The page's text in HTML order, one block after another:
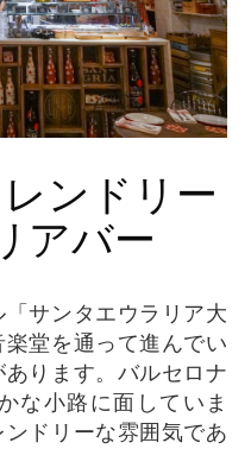
アバー
堂を通って進んでい
ります。バルセロナ
な小路に面していま
ドリーな雰囲気であ